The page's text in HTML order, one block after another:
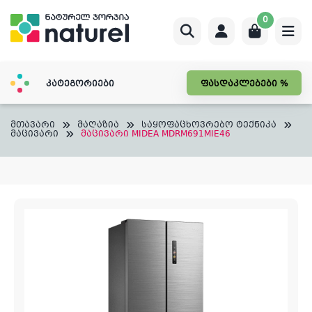
content
0
კატეგორიები ფასდაკლებები %
მთავარი მაღაზია საყოფაცხოვრებო ტექნიკა
მაცივარი მაცივარი MIDEA MDRM691MIE46